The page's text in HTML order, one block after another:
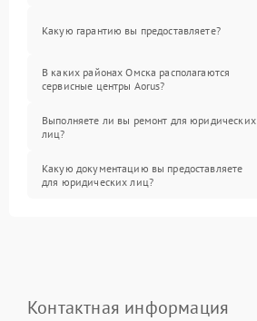
Какую гарантию вы предоставляете?
В каких районах Омска располагаются
сервисные центры Aorus?
Выполняете ли вы ремонт для юридических
лиц?
Какую документацию вы предоставляете
для юридических лиц?
Контактная информация